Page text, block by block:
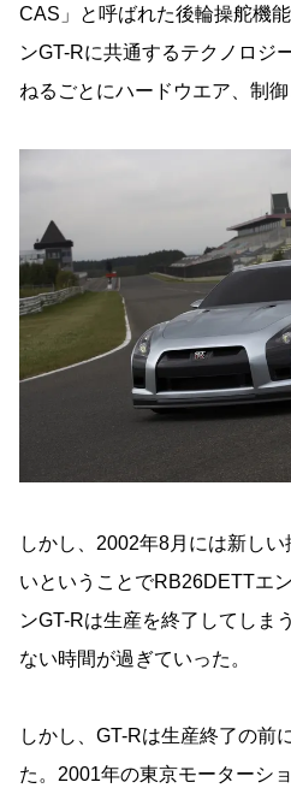
CAS」と呼ばれた後輪操舵機
ンGT-Rに共通するテクノロジ
ねるごとにハードウエア、制御
しかし、2002年8月には新し
いということでRB26DETTエ
ンGT-Rは生産を終了してしま
ない時間が過ぎていった。
しかし、GT-Rは生産終了の前
た。2001年の東京モーターシ